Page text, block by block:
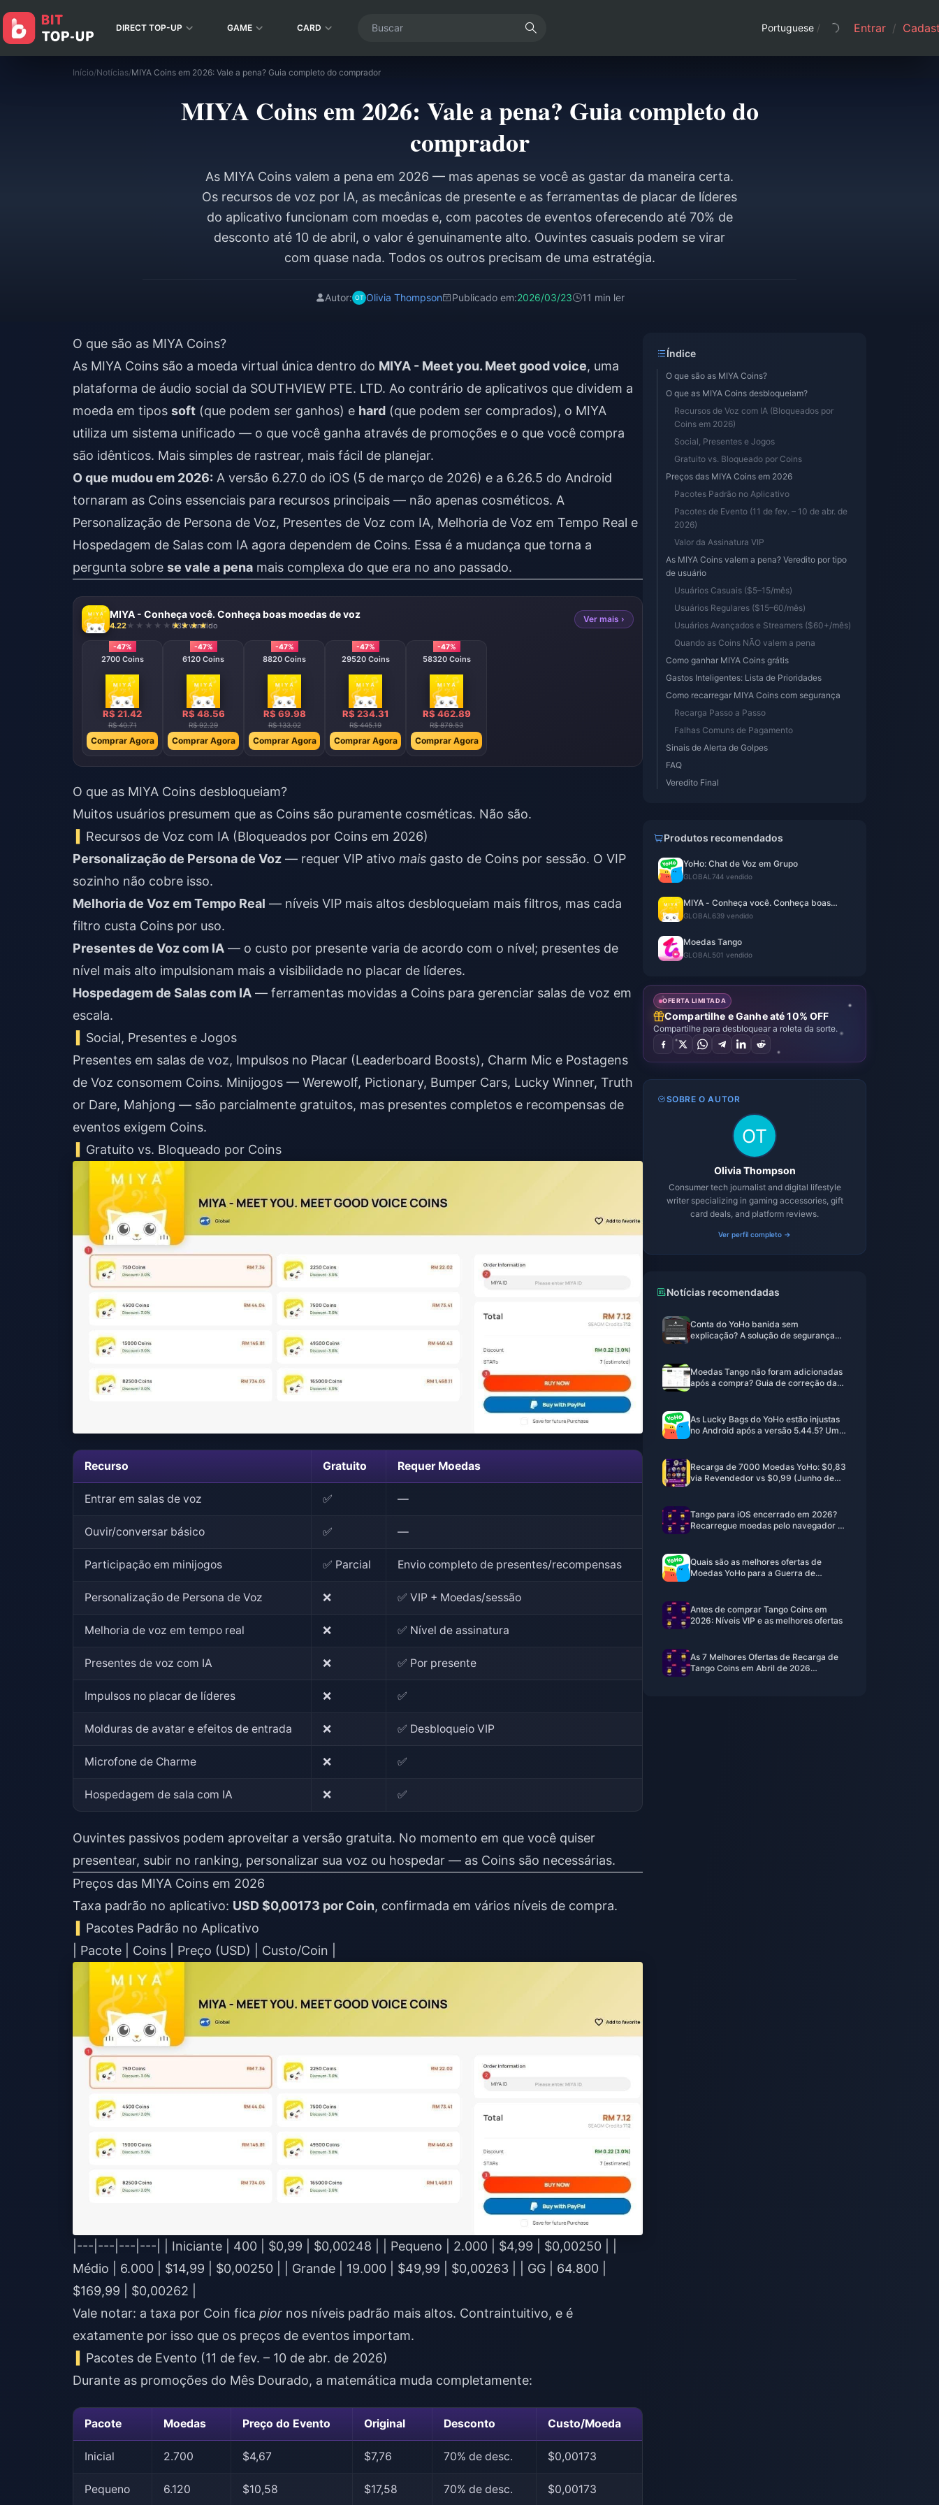
DIRECT TOP-UP GAME CARD Portuguese / Entrar /
Início/Notícias/MIYA Coins em 2026: Vale a pena? Guia completo do comprador
MIYA Coins em 2026: Vale a pena? Guia completo do
comprador
As MIYA Coins valem a pena em 2026 — mas apenas se você as gastar da maneira certa.
Os recursos de voz por IA, as mecânicas de presente e as ferramentas de placar de líderes
do aplicativo funcionam com moedas e, com pacotes de eventos oferecendo até 70% de
desconto até 10 de abril, o valor é genuinamente alto. Ouvintes casuais podem se virar
com quase nada. Todos os outros precisam de uma estratégia.
Autor: Olivia Thompson Publicado em:2026/03/23 11 min ler
O que são as MIYA Coins?
As MIYA Coins são a moeda virtual única dentro do MIYA - Meet you. Meet good voice, uma
plataforma de áudio social da SOUTHVIEW PTE. LTD. Ao contrário de aplicativos que dividem a
moeda em tipos soft (que podem ser ganhos) e hard (que podem ser comprados), o MIYA
utiliza um sistema unificado — o que você ganha através de promoções e o que você compra
são idênticos. Mais simples de rastrear, mais fácil de planejar.
O que mudou em 2026: A versão 6.27.0 do iOS (5 de março de 2026) e a 6.26.5 do Android
tornaram as Coins essenciais para recursos principais — não apenas cosméticos. A
Personalização de Persona de Voz, Presentes de Voz com IA, Melhoria de Voz em Tempo Real e
Hospedagem de Salas com IA agora dependem de Coins. Essa é a mudança que torna a
pergunta sobre se vale a pena mais complexa do que era no ano passado.
MIYA - Conheça você. Conheça boas moedas de voz
4.22 639 vendido
Ver mais ›
-47%
2700 Coins
R$ 21.42
R$ 40.71
Comprar Agora
-47%
6120 Coins
R$ 48.56
R$ 92.29
Comprar Agora
-47%
8820 Coins
R$ 69.98
R$ 133.02
Comprar Agora
-47%
29520 Coins
R$ 234.31
R$ 445.19
Comprar Agora
-47%
58320 Coins
R$ 462.89
R$ 879.53
Comprar Agora
O que as MIYA Coins desbloqueiam?
Muitos usuários presumem que as Coins são puramente cosméticas. Não são.
Recursos de Voz com IA (Bloqueados por Coins em 2026)
Personalização de Persona de Voz — requer VIP ativo mais gasto de Coins por sessão. O VIP
sozinho não cobre isso.
Melhoria de Voz em Tempo Real — níveis VIP mais altos desbloqueiam mais filtros, mas cada
filtro custa Coins por uso.
Presentes de Voz com IA — o custo por presente varia de acordo com o nível; presentes de
nível mais alto impulsionam mais a visibilidade no placar de líderes.
Hospedagem de Salas com IA — ferramentas movidas a Coins para gerenciar salas de voz em
escala.
Social, Presentes e Jogos
Presentes em salas de voz, Impulsos no Placar (Leaderboard Boosts), Charm Mic e Postagens
de Voz consomem Coins. Minijogos — Werewolf, Pictionary, Bumper Cars, Lucky Winner, Truth
or Dare, Mahjong — são parcialmente gratuitos, mas presentes completos e recompensas de
eventos exigem Coins.
Gratuito vs. Bloqueado por Coins
Recurso Gratuito Requer Moedas
Entrar em salas de voz ✅ —
Ouvir/conversar básico ✅ —
Participação em minijogos ✅ Parcial Envio completo de presentes/recompensas
Personalização de Persona de Voz ❌ ✅ VIP + Moedas/sessão
Melhoria de voz em tempo real ❌ ✅ Nível de assinatura
Presentes de voz com IA ❌ ✅ Por presente
Impulsos no placar de líderes ❌ ✅
Molduras de avatar e efeitos de entrada ❌ ✅ Desbloqueio VIP
Microfone de Charme ❌ ✅
Hospedagem de sala com IA ❌ ✅
Ouvintes passivos podem aproveitar a versão gratuita. No momento em que você quiser
presentear, subir no ranking, personalizar sua voz ou hospedar — as Coins são necessárias.
Preços das MIYA Coins em 2026
Taxa padrão no aplicativo: USD $0,00173 por Coin, confirmada em vários níveis de compra.
Pacotes Padrão no Aplicativo
| Pacote | Coins | Preço (USD) | Custo/Coin |
|---|---|---|---| | Iniciante | 400 | $0,99 | $0,00248 | | Pequeno | 2.000 | $4,99 | $0,00250 | |
Médio | 6.000 | $14,99 | $0,00250 | | Grande | 19.000 | $49,99 | $0,00263 | | GG | 64.800 |
$169,99 | $0,00262 |
Vale notar: a taxa por Coin fica pior nos níveis padrão mais altos. Contraintuitivo, e é
exatamente por isso que os preços de eventos importam.
Pacotes de Evento (11 de fev. – 10 de abr. de 2026)
Durante as promoções do Mês Dourado, a matemática muda completamente:
Pacote Moedas Preço do Evento Original Desconto Custo/Moeda
Inicial 2.700 $4,67 $7,76 70% de desc. $0,00173
Pequeno 6.120 $10,58 $17,58 70% de desc. $0,00173
Índice
O que são as MIYA Coins?
O que as MIYA Coins desbloqueiam?
Recursos de Voz com IA (Bloqueados por
Coins em 2026)
Social, Presentes e Jogos
Gratuito vs. Bloqueado por Coins
Preços das MIYA Coins em 2026
Pacotes Padrão no Aplicativo
Pacotes de Evento (11 de fev. – 10 de abr. de
2026)
Valor da Assinatura VIP
As MIYA Coins valem a pena? Veredito por tipo
de usuário
Usuários Casuais ($5–15/mês)
Usuários Regulares ($15–60/mês)
Usuários Avançados e Streamers ($60+/mês)
Quando as Coins NÃO valem a pena
Como ganhar MIYA Coins grátis
Gastos Inteligentes: Lista de Prioridades
Como recarregar MIYA Coins com segurança
Recarga Passo a Passo
Falhas Comuns de Pagamento
Sinais de Alerta de Golpes
FAQ
Veredito Final
Produtos recomendados
YoHo: Chat de Voz em Grupo
GLOBAL 744 vendido
MIYA - Conheça você. Conheça boas
moedas de voz
GLOBAL 639 vendido
Moedas Tango
GLOBAL 501 vendido
OFERTA LIMITADA
Compartilhe e Ganhe até 10% OFF
Compartilhe para desbloquear a roleta da sorte.
SOBRE O AUTOR
Olivia Thompson
Consumer tech journalist and digital lifestyle
writer specializing in gaming accessories, gift
card deals, and platform reviews.
Ver perfil completo →
Notícias recomendadas
Conta do YoHo banida sem
explicação? A solução de segurança
Moedas Tango não foram adicionadas
após a compra? Guia de correção da
As Lucky Bags do YoHo estão injustas
no Android após a versão 5.44.5? Uma
Recarga de 7000 Moedas YoHo: $0,83
via Revendedor vs $0,99 (Junho de
Tango para iOS encerrado em 2026?
Recarregue moedas pelo navegador —
Quais são as melhores ofertas de
Moedas YoHo para a Guerra de
Antes de comprar Tango Coins em
2026: Níveis VIP e as melhores ofertas
As 7 Melhores Ofertas de Recarga de
Tango Coins em Abril de 2026